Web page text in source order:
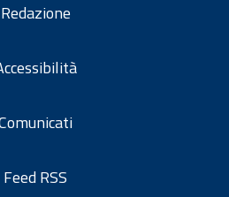
Redazione
Feed RSS